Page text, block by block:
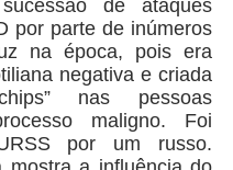
de ataques
por parte de inúmeros
na época, pois era
negativa e criada
nas pessoas
maligno. Foi
por um russo.